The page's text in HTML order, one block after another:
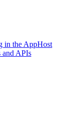
in the AppHost
and APIs